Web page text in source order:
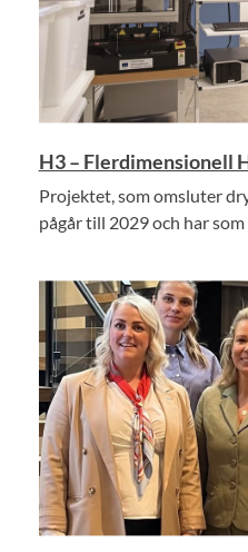
H3 – Flerdimensionell
Projektet, som omsluter
pågår till 2029 och har